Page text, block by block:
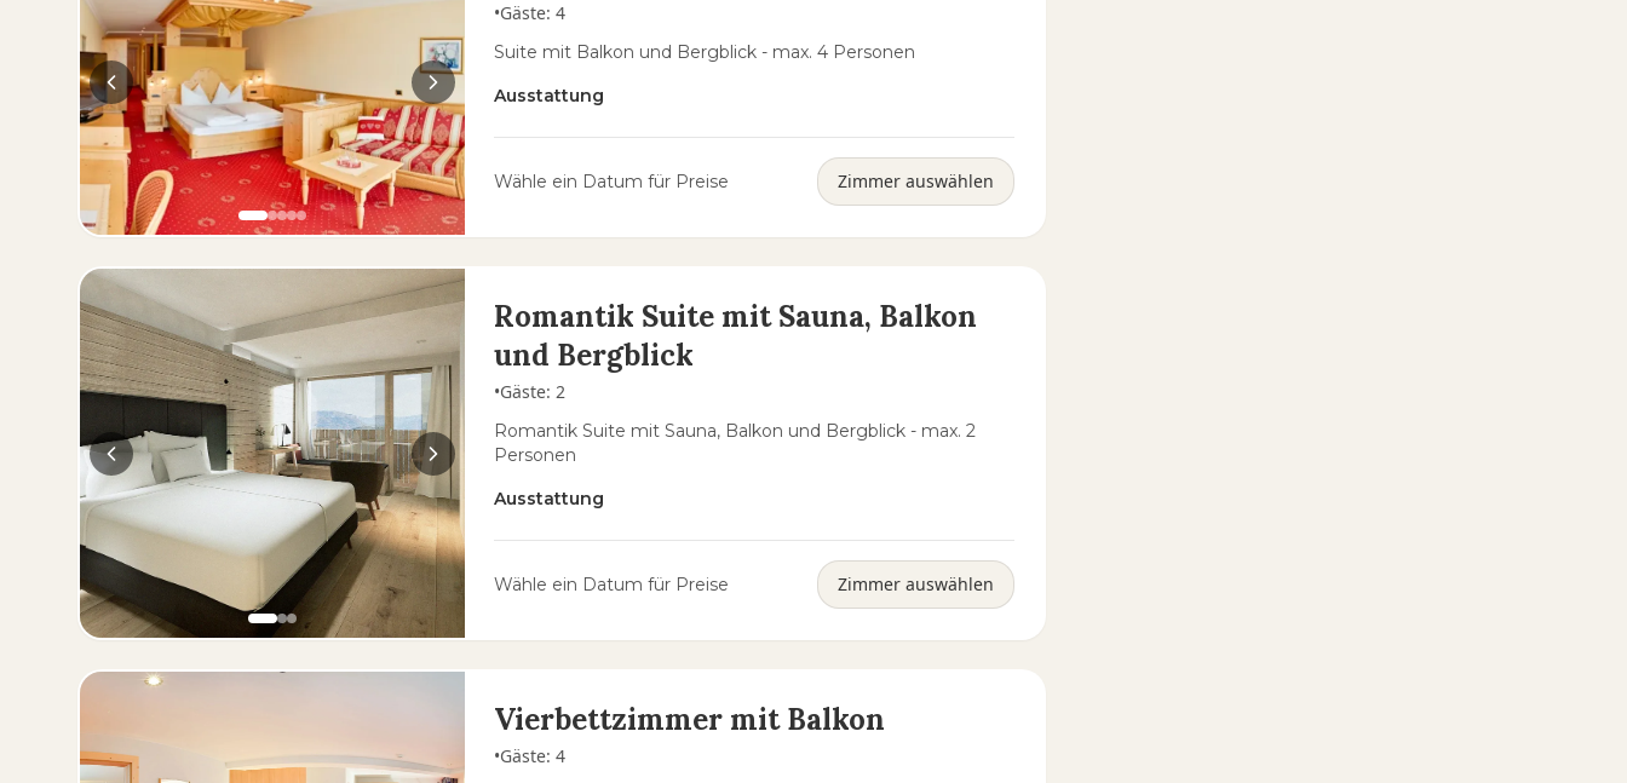
•Gäste:4
Suite mit Balkon und Bergblick - max. 4 Personen
Ausstattung
Wähle ein Datum für Preise Zimmer auswählen
Romantik Suite mit Sauna, Balkon
und Bergblick
•Gäste:2
Romantik Suite mit Sauna, Balkon und Bergblick - max. 2
Personen
Ausstattung
Wähle ein Datum für Preise Zimmer auswählen
Vierbettzimmer mit Balkon
•Gäste:4